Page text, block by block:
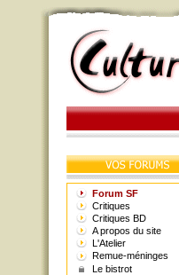
Forum SF
Critiques
Critiques BD
A propos du site
L'Atelier
Remue-méninges
Le bistrot